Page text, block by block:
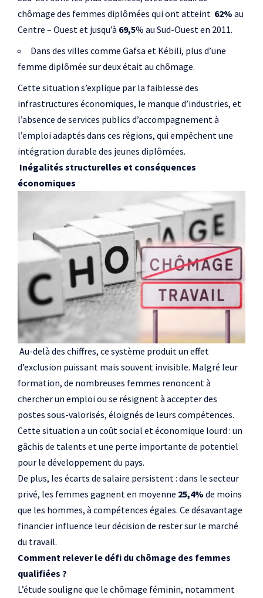
chômage des femmes diplômées qui ont atteint 62% au
Centre – Ouest et jusqu’à 69,5% au Sud-Ouest en 2011.
Dans des villes comme Gafsa et Kébili, plus d’une
femme diplômée sur deux était au chômage.
Cette situation s’explique par la faiblesse des
infrastructures économiques, le manque d’industries, et
l’absence de services publics d’accompagnement à
l’emploi adaptés dans ces régions, qui empêchent une
intégration durable des jeunes diplômées.
Inégalités structurelles et conséquences
économiques
Au-delà des chiffres, ce système produit un effet
d’exclusion puissant mais souvent invisible. Malgré leur
formation, de nombreuses femmes renoncent à
chercher un emploi ou se résignent à accepter des
postes sous-valorisés, éloignés de leurs compétences.
Cette situation a un coût social et économique lourd : un
gâchis de talents et une perte importante de potentiel
pour le développement du pays.
De plus, les écarts de salaire persistent : dans le secteur
privé, les femmes gagnent en moyenne 25,4% de moins
que les hommes, à compétences égales. Ce désavantage
financier influence leur décision de rester sur le marché
du travail.
Comment relever le défi du chômage des femmes
qualifiées ?
L’étude souligne que le chômage féminin, notamment